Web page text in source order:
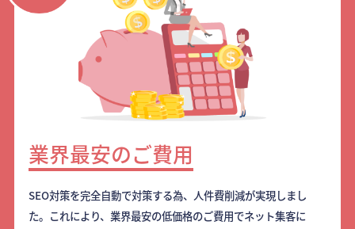
業界最安のご費用
SEO対策を完全自動で対策する為、人件費削減が実現しまし
た。これにより、業界最安の低価格のご費用でネット集客に